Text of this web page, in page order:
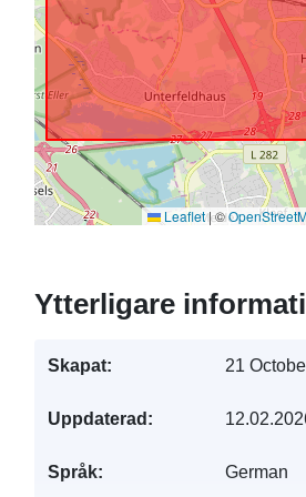
Leaflet |©
Ytterligare
Skapat: 21
Uppdaterad:
Språk: German